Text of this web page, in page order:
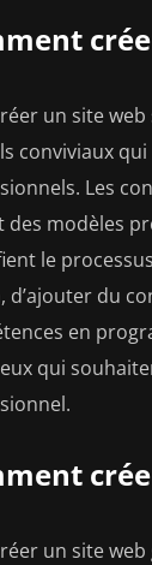
un site
conviviaux
Les
des modèles
le
d’ajouter du
en
qui
un site